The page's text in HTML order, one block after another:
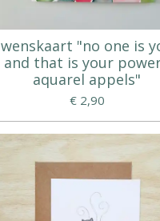
wenskaart "no one is
and that is your
aquarel appels"
€ 2,90